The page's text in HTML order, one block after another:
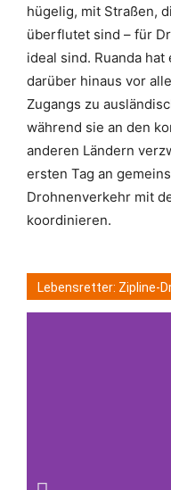
hügelig, mit Straßen,
überflutet sind – für
ideal sind. Ruanda
darüber hinaus vor
Zugangs zu
während sie an den
anderen Ländern
ersten Tag an
Drohnenverkehr mit
koordinieren.
Lebensretter: Zipline-